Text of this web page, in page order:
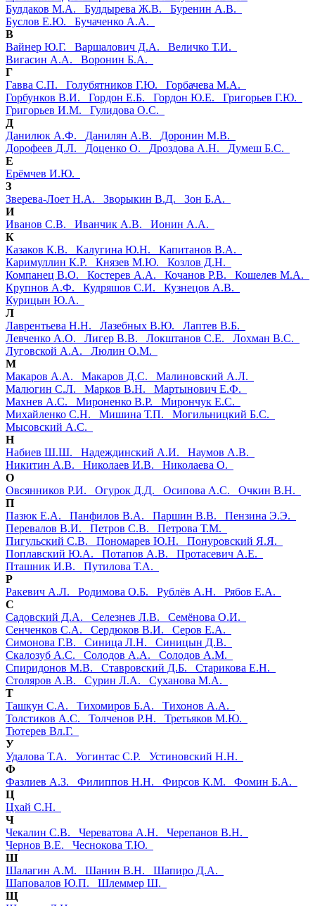
Булдаков М.А. Булдырева Ж.В. Буренин А.В.
Буслов Е.Ю. Бучаченко А.А.
В
Вайнер Ю.Г. Варшалович Д.А. Величко Т.И.
Вигасин А.А. Воронин Б.А.
Г
Гавва С.П. Голубятников Г.Ю. Горбачева М.А.
Горбунков В.И. Гордон Е.Б. Гордон Ю.Е. Григорьев Г.Ю.
Григорьев И.М. Гулидова О.С.
Д
Данилюк А.Ф. Данилян А.В. Доронин М.В.
Дорофеев Д.Л. Доценко О. Дроздова А.Н. Думеш Б.С.
Е
Ерёмчев И.Ю.
З
Зверева-Лоет Н.А. Зворыкин В.Д. Зон Б.А.
И
Иванов С.В. Иванчик А.В. Ионин А.А.
К
Казаков К.В. Калугина Ю.Н. Капитанов В.А.
Каримуллин К.Р. Князев М.Ю. Козлов Д.Н.
Компанец В.О. Костерев А.А. Кочанов Р.В. Кошелев М.А.
Крупнов А.Ф. Кудряшов С.И. Кузнецов А.В.
Курицын Ю.А.
Л
Лаврентьева Н.Н. Лазебных В.Ю. Лаптев В.Б.
Левченко А.О. Лигер В.В. Локштанов С.Е. Лохман В.С.
Луговской А.А. Люлин О.М.
М
Макаров А.А. Макаров Д.С. Малиновский А.Л.
Малюгин С.Л. Марков В.Н. Мартынович Е.Ф.
Махнев А.С. Мироненко В.Р. Мирончук Е.С.
Михайленко С.Н. Мишина Т.П. Могильницкий Б.С.
Мысовский А.С.
Н
Набиев Ш.Ш. Надеждинский А.И. Наумов А.В.
Никитин А.В. Николаев И.В. Николаева О.
О
Овсянников Р.И. Огурок Д.Д. Осипова А.С. Очкин В.Н.
П
Пазюк Е.А. Панфилов В.А. Паршин В.В. Пензина Э.Э.
Перевалов В.И. Петров С.В. Петрова Т.М.
Пигульский С.В. Пономарев Ю.Н. Понуровский Я.Я.
Поплавский Ю.А. Потапов А.В. Протасевич А.Е.
Пташник И.В. Путилова Т.А.
Р
Ракевич А.Л. Родимова О.Б. Рублёв А.Н. Рябов Е.А.
С
Садовский Д.А. Селезнев Л.В. Семёнова О.И.
Сенченков С.А. Сердюков В.И. Серов Е.А.
Симонова Г.В. Синица Л.Н. Синицын Д.В.
Скалозуб А.С. Солодов А.А. Солодов А.М.
Спиридонов М.В. Ставровский Д.Б. Старикова Е.Н.
Столяров А.В. Сурин Л.А. Суханова М.А.
Т
Ташкун С.А. Тихомиров Б.А. Тихонов А.А.
Толстиков А.С. Толченов Р.Н. Третьяков М.Ю.
Тютерев Вл.Г.
У
Удалова Т.А. Уогинтас С.Р. Устиновский Н.Н.
Ф
Фазлиев А.З. Филиппов Н.Н. Фирсов К.М. Фомин Б.А.
Ц
Цхай С.Н.
Ч
Чекалин С.В. Череватова А.Н. Черепанов В.Н.
Чернов В.Е. Чеснокова Т.Ю.
Ш
Шалагин А.М. Шанин В.Н. Шапиро Д.А.
Шаповалов Ю.П. Шлеммер Ш.
Щ